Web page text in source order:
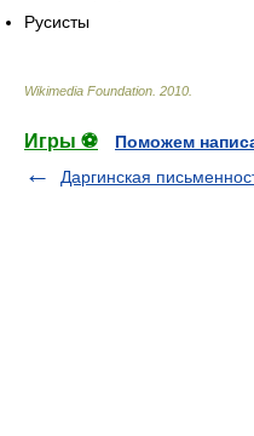
Русисты
Wikimedia Foundation 2010
Игры ⚽
Поможем
Даргинская